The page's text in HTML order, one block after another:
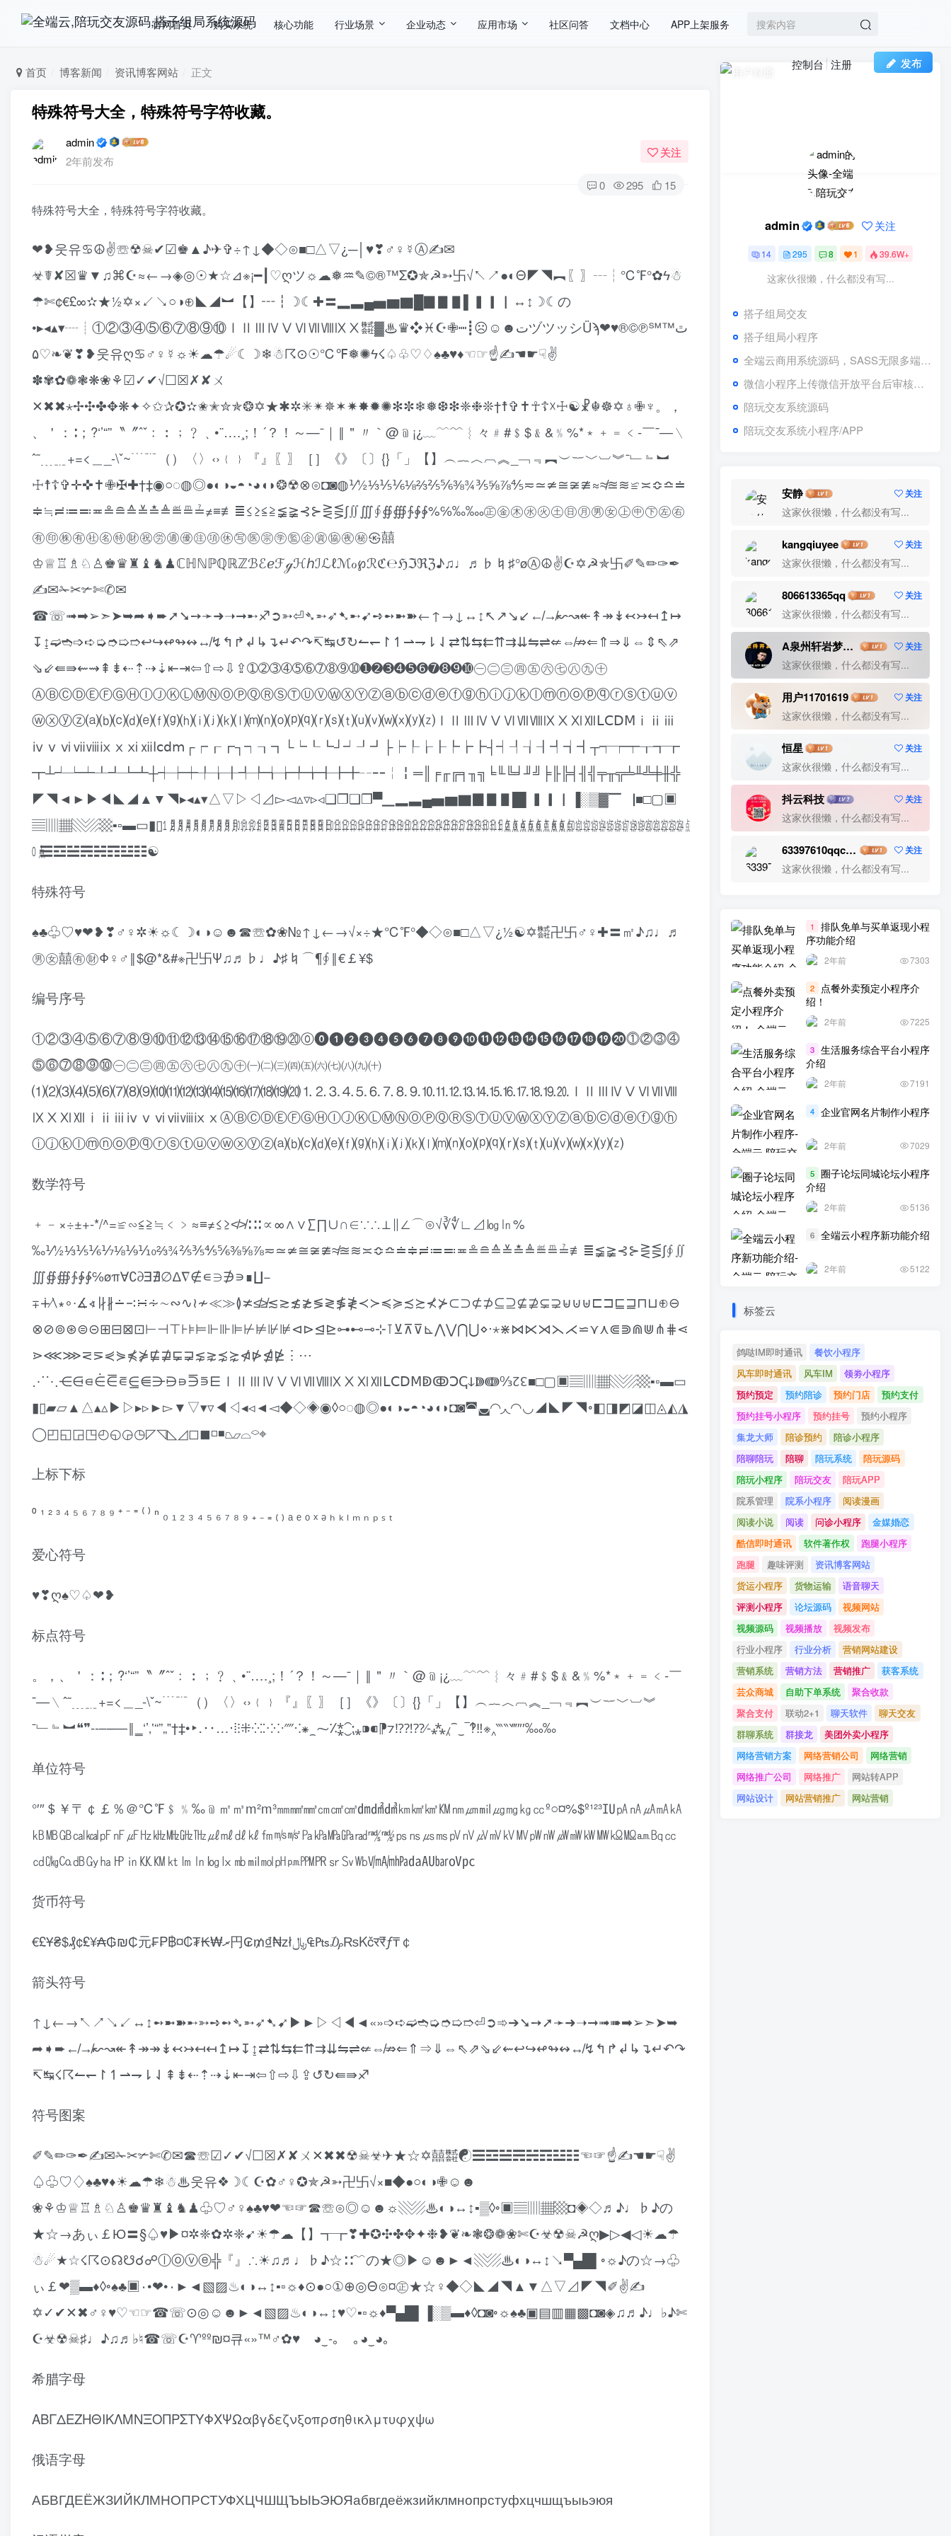
官网首页 购买系统 核心功能 行业场景 企业动态 应用市场 社区问答 文档中心 APP上架服务
发布
控制台 注册
首页 博客新闻 资讯博客网站 正文
特殊符号大全，特殊符号字符收藏。
admin
2年前发布
关注
0 295 15
特殊符号大全，特殊符号字符收藏。
❤❥웃유♋☮✌☏☢☠✔☑♚▲♪✈✞÷↑↓◆◇⊙■□△▽¿─│♥❣♂♀☿Ⓐ✍✉
☣☤✘☒♛▼♫⌘☪≈←→◈◎☉★☆⊿※¡━┃♡ღツ☼☁❅♒✎©®™Σ✪✯☭➳卐√↖↗●◐Θ◤◥︻〖〗┄┆℃℉°✿ϟ☃
☂✄¢€£∞✫★½✡×↙↘○◑⊕◣◢︼【】┅┇☽☾✚〓▂▃▄▅▆▇█▉▊▋▌▍▎▏↔↕☽☾の
•▸◂▴▾┈┊①②③④⑤⑥⑦⑧⑨⑩ⅠⅡⅢⅣⅤⅥⅦⅧⅨⅩ㍿▓♨♛❖♓☪✙┉┋☹☺☻تヅツッシÜϡﭢ™℠℗©®♥❤
❥❣❦❧♡۵웃유ღ♋♂♀☿☼☀☁☂☄☾☽❄☃☈⊙☉℃℉❅✺ϟ☇♤♧♡♢♠♣♥♦☜☞☝✍☚☛☟✌
✽✾✿❁❃❋❀⚘☑✓✔√☐☒✗✘ㄨ
✕✖✖⋆✢✣✤✥❋✦✧✩✰✪✫✬✭✮✯❂✡★✱✲✳✴✵✶✷✸✹✺✻✼❄❅❆❇❈❉❊†☨✞✝☥☦☓☩☯☧☬☸✡♁✙♆。，
、＇：∶；?‘’“”〝〞ˆˇ﹕︰﹔﹖﹑•¨….¸;！´？！～—ˉ｜‖＂〃｀@﹫¡¿﹏﹋﹌︴々﹟#﹩$﹠&﹪%*﹡﹢﹦﹤‐￣¯―﹨
ˆ˜﹍﹎+=<＿_-\ˇ~﹉﹊（）〈〉‹›﹛﹜『』〖〗［］《》〔〕{}「」【】︵︷︿︹︽_﹁﹃︻︶︸﹀︺︾ˉ﹂﹄︼
☩☨☦✞✛✜✝✙✠✚†‡◉○◌◍◎●◐◑◒◓◔◕◖◗❂☢⊗⊙◘◙◍⅟½⅓⅕⅙⅛⅔⅖⅚⅜¾⅗⅝⅞⅘≂≃≄≅≆≇≈≉≊≋≌≍≎≏≐
≑≒≓≔≕≖≗≘≙≚≛≜≝≞≟≠≡≢≣≤≥≦≧≨≩⊰⊱⋛⋚∫∬∭∮∯∰∱∲∳%℅‰‱㊣㊎㊍㊌㊋㊏㊐㊊㊚㊛㊤㊥㊦㊧㊨
㊒㊞㊑㊒㊓㊔㊕㊖㊗㊘㊜㊝㊟㊠㊡㊢㊩㊪㊫㊬㊭㊮㊯㊰㊙㉿囍
♔♕♖♗♘♙♚♛♜♝♞♟ℂℍℕℙℚℝℤℬℰℯℱℊℋℎℐℒℓℳℴ℘ℛℭ℮ℌℑℜℨ♪♫♩♬♭♮♯°øⒶ☮✌☪✡☭✯卐✐✎✏✑✒
✍✉✁✂✃✄✆✉
☎☏➟➡➢➣➤➥➦➧➨➚➘➙➛➜➝➞➸♐➲➳⏎➴➵➶➷➸➹➺➻➼➽←↑→↓↔↕↖↗↘↙↚↛↜↝↞↟↠↡↢↣↤↥↦
↧↨➫➬➩➪➭➮➯➱↩↪↫↬↭↮↯↰↱↲↳↴↵↶↷↸↹↺↻↼↽↾↿⇀⇁⇂⇃⇄⇅⇆⇇⇈⇉⇊⇋⇌⇍⇎⇏⇐⇑⇒⇓⇔⇕⇖⇗
⇘⇙⇚⇛⇜⇝⇞⇟⇠⇡⇢⇣⇤⇥⇦⇧⇨⇩⇪➀➁➂➃➄➅➆➇➈➉➊➋➌➍➎➏➐➑➒➓㊀㊁㊂㊃㊄㊅㊆㊇㊈㊉
ⒶⒷⒸⒹⒺⒻⒼⒽⒾⒿⓀⓁⓂⓃⓄⓅⓆⓇⓈⓉⓊⓋⓌⓍⓎⓏⓐⓑⓒⓓⓔⓕⓖⓗⓘⓙⓚⓛⓜⓝⓞⓟⓠⓡⓢⓣⓤⓥ
ⓦⓧⓨⓩ⒜⒝⒞⒟⒠⒡⒢⒣⒤⒥⒦⒧⒨⒩⒪⒫⒬⒭⒮⒯⒰⒱⒲⒳⒴⒵ⅠⅡⅢⅣⅤⅥⅦⅧⅨⅩⅪⅫⅬⅭⅮⅯⅰⅱⅲ
ⅳⅴⅵⅶⅷⅸⅹⅺⅻⅼⅽⅾⅿ┌┍┎┏┐┑┒┓└┕┖┗┘┙┚┛├┝┞┟┠┡┢┣┤┥┦┧┨┩┪┫┬┭┮┯┰┱┲
┳┴┵┶┷┸┹┺┻┼┽┾┿╀╁╂╃╄╅╆╇╈╉╊╋╌╍╎╏═║╒╓╔╕╖╗╘╙╚╛╜╝╞╟╠╡╢╣╤╥╦╧╨╩╪╫╬
◤◥◄►▶◀◣◢▲▼◥▸◂▴▾△▽▷◁⊿▻◅▵▿▹◃❏❐❑❒▀▁▂▃▄▅▆▇▉▊▋█▌▍▎▏▐░▒▓▔▕■□▢▣
▤▥▦▧▨▩▪▫▬▭▮▯㋀㋁㋂㋃㋄㋅㋆㋇㋈㋉㋊㋋㏠㏡㏢㏣㏤㏥㏦㏧㏨㏩㏪㏫㏬㏭㏮㏯㏰㏱㏲㏳㏴㏵㏶㏷㏸㏹㏺㏻㏼㏽㏾㍙㍚㍛㍜㍝㍞㍟㍠㍡㍢㍣㍤㍥㍦㍧㍨㍩㍪㍫㍬㍭㍮㍯㍰
㍘☰☲☱☴☵☶☳☷☯
特殊符号
♠♣♧♡♥❤❥❣♂♀✲☀☼☾☽◐◑☺☻☎☏✿❀№↑↓←→√×÷★℃℉°◆◇⊙■□△▽¿½☯✡㍿卍卐♂♀✚〓㎡♪♫♩♬
㊚㊛囍㊒㊖Φ♀♂‖$@*&#※卍卐Ψ♫♬♭♩♪♯♮⌒¶∮‖€￡¥$
编号序号
①②③④⑤⑥⑦⑧⑨⑩⑪⑫⑬⑭⑮⑯⑰⑱⑲⑳⓪⓿❶❷❸❹❺❻❼❽❾❿⓫⓬⓭⓮⓯⓰⓱⓲⓳⓴⓵⓶⓷⓸
⓹⓺⓻⓼⓽⓾㊀㊁㊂㊃㊄㊅㊆㊇㊈㊉㈠㈡㈢㈣㈤㈥㈦㈧㈨㈩
⑴⑵⑶⑷⑸⑹⑺⑻⑼⑽⑾⑿⒀⒁⒂⒃⒄⒅⒆⒇⒈⒉⒊⒋⒌⒍⒎⒏⒐⒑⒒⒓⒔⒕⒖⒗⒘⒙⒚⒛ⅠⅡⅢⅣⅤⅥⅦⅧ
ⅨⅩⅪⅫⅰⅱⅲⅳⅴⅵⅶⅷⅸⅹⒶⒷⒸⒹⒺⒻⒼⒽⒾⒿⓀⓁⓂⓃⓄⓅⓆⓇⓈⓉⓊⓋⓌⓍⓎⓏⓐⓑⓒⓓⓔⓕⓖⓗ
ⓘⓙⓚⓛⓜⓝⓞⓟⓠⓡⓢⓣⓤⓥⓦⓧⓨⓩ⒜⒝⒞⒟⒠⒡⒢⒣⒤⒥⒦⒧⒨⒩⒪⒫⒬⒭⒮⒯⒰⒱⒲⒳⒴⒵
数学符号
﹢﹣×÷±+-*/^=≌∽≦≧≒﹤﹥≈≡≠≤≥≮≯∷∶∝∞∧∨∑∏∪∩∈∵∴⊥∥∠⌒⊙√∛∜∟⊿㏒㏑%
‰⅟½⅓⅕⅙⅐⅛⅑⅒⅔¾⅖⅗⅘⅚⅜⅝⅞≂≃≄≅≆≇≉≊≋≍≎≏≐≑≓≔≕≖≗≘≙≚≛≜≝≞≟≢≣≨≩⊰⊱⋛⋚∫∮∬
∭∯∰∱∲∳℅øπ∀∁∂∃∄∅∆∇∉∊∋∌∍∎∐−
∓∔∕∖∗∘∙∡∢∣∤∦∸∹∺∻∼∾∿≀≁≪≫≬≭≰≱≲≳≴≵≶≷≸≹≺≻≼≽≾≿⊀⊁⊂⊃⊄⊅⊆⊇⊈⊉⊊⊋⊌⊍⊎⊏⊐⊑⊒⊓⊔⊕⊖
⊗⊘⊚⊛⊜⊝⊞⊟⊠⊡⊢⊣⊤⊦⊧⊨⊩⊪⊫⊬⊭⊮⊯⊲⊳⊴⊵⊶⊷⊸⊹⊺⊻⊼⊽⊾⋀⋁⋂⋃⋄⋅⋆⋇⋈⋉⋊⋋⋌⋍⋎⋏⋐⋑⋒⋓⋔⋕⋖
⋗⋘⋙⋜⋝⋞⋟⋠⋡⋢⋣⋤⋥⋦⋧⋨⋩⋪⋫⋬⋭⋮⋯
⋰⋱⋲⋳⋴⋵⋶⋷⋸⋹⋺⋻⋼⋽⋾⋿ⅠⅡⅢⅣⅤⅥⅦⅧⅨⅩⅪⅫⅬⅭⅮⅯↁↂↃↅↆↇↈ↉↊↋■□▢▣▤▥▦▧▨▩▪▫▬▭
▮▯▰▱▲△▴▵▶▷▸▹►▻▼▽▾▿◀◁◂◃◄◅◆◇◈◉◊○◌◍◎●◐◑◒◓◔◕◖◗◘◙◚◛◜◝◞◟◠◡◢◣◤◥◦◧◨◩◪◫◬◭◮
◯◰◱◲◳◴◵◶◷◸◹◺◿◻◼◽◾⏢⏥⌓⌔⌖
上标下标
⁰ ¹ ² ³ ⁴ ⁵ ⁶ ⁷ ⁸ ⁹ ⁺ ⁻ ⁼ ⁽ ⁾ ⁿ ₀ ₁ ₂ ₃ ₄ ₅ ₆ ₇ ₈ ₉ ₊ ₋ ₌ ₍ ₎ ₐ ₑ ₒ ₓ ₔ ₕ ₖ ₗ ₘ ₙ ₚ ₛ ₜ
爱心符号
♥❣ღ♠♡♤❤❥
标点符号
。，、＇：∶；?‘’“”〝〞ˆˇ﹕︰﹔﹖﹑•¨….¸;！´？！～—ˉ｜‖＂〃｀@﹫¡¿﹏﹋﹌︴々﹟#﹩$﹠&﹪%*﹡﹢﹦﹤‐￣
¯―﹨ˆ˜﹍﹎+=<＿_-\ˇ~﹉﹊（）〈〉‹›﹛﹜『』〖〗［］《》〔〕{}「」【】︵︷︿︹︽_﹁﹃︻︶︸﹀︺︾
ˉ﹂﹄︼❝❞‐‑‒–―‖‗‘’‚‛“”„‟†‡•‣․‥…‧‪‫‬‭‮ ‰‱′″‴‵‶‷‸※‼‽‾‿⁀⁁⁂⁃⁄⁇⁈⁉⁊⁋⁌⁍⁎⁏⁐⁑⁒⁓⁔⁕⁖⁗⁘⁙⁚⁛⁜⁝⁞
单位符号
°′″＄￥〒￠￡％＠℃℉﹩﹪‰﹫㎡㎥m²m³㎜㎟㎣㎝㎠㎤㍷㍸㍹㎞㎢㎦㏎㎚㎛㏕㎍㎎㎏㏄º○¤%$º¹²³㍺㎀㎁㎂㎃㎄
㎅㎆㎇㎈㎉㎊㎋㎌㎐㎑㎒㎓㎔㎕㎖㎗㎘㎙㎧㎨㎩㎪㎫㎬㎭㎮㎯㎰㎱㎲㎳㎴㎵㎶㎷㎸㎹㎺㎻㎼㎽㎾㎿㏀㏁㏂㏃㏄
㏅㏆㏇㏈㏉㏊㏋㏌㏍㏎㏏㏐㏑㏒㏓㏔㏕㏖㏗㏘㏙㏚㏛㏜㏝㏞㏟㍱㍲㍳㍴㍵㍶
货币符号
€£Ұ₴$₰¢₤¥₳₲₪₵元₣₱฿¤₡₮₭₩ރ円₢₥₫₦zł﷼₠₧₯₨Kčर₹ƒ₸￠
箭头符号
↑↓←→↖↗↘↙↔↕➻➼➽➸➳➺➻➴➵➶➷➹▶►▷◁◀◄«»➩➪➫➬➭➮➯➱⏎➲➾➔➘➙➚➛➜➝➞➟➠➡➢➣➤➥
➦➧➨↚↛↜↝↞↟↠↠↡↢↣↤↤↥↦↧↨⇄⇅⇆⇇⇈⇉⇊⇋⇌⇍⇎⇏⇐⇑⇒⇓⇔⇖⇗⇘⇙⇜↩↪↫↬↭↮↯↰↱↲↳↴↵↶↷
↸↹☇☈↼↽↾↿⇀⇁⇂⇃⇞⇟⇠⇡⇢⇣⇤⇥⇦⇧⇨⇩⇪↺↻⇚⇛♐
符号图案
✐✎✏✑✒✍✉✁✂✃✄✆✉☎☏☑✓✔√☐☒✗✘ㄨ✕✖✖☢☠☣✈★☆✡囍㍿☯☰☲☱☴☵☶☳☷☜☞☝✍☚☛☟✌
♤♧♡♢♠♣♥♦☀☁☂❄☃♨웃유❖☽☾☪✿♂♀✪✯☭➳卍卐√×■◆●○◐◑✙☺☻
❀⚘♔♕♖♗♘♙♚♛♜♝♞♟♧♡♂♀♠♣♥❤☜☞☎☏⊙◎☺☻☼▧▨♨◐◑↔↕▪▒◊◦▣▤▥▦▩◘◈◇♬♪♩♭♪の
★☆→あぃ￡Ю〓§♤♥▶¤✲❈✿✲❈➹☀☂☁【】┱┲❣✚✪✣✤✥✦❉❥❦❧❃❂❁❀✄☪☣☢☠☭ღ▶▷◀◁☀☁☂
☃☄★☆☇☈⊙☊☋☌☍ⓛⓞⓥⓔ╬『』∴☀♫♬♩♭♪☆∷﹌の★◎▶☺☻►◄▧▨♨◐◑↔↕↘▀▄█▌◦☼♪の☆→♧
ぃ￡❤▒▬♦◊◦♠♣▣۰•❤•۰►◄▧▨♨◐◑↔↕▪▫☼♦⊙●○①⊕◎Θ⊙¤㊣★☆♀◆◇◣◢◥▲▼△▽⊿◤◥✐✌✍
✡✓✔✕✖♂♀♥♡☜☞☎☏⊙◎☺☻►◄▧▨♨◐◑↔↕♥♡▪▫☼♦▀▄█▌▐░▒▬♦◊◘◙◦☼♠♣▣▤▥▦▩◘◙◈♫♬♪♩♭♪✄
☪☣☢☠♯♩♪♫♬♭♮☎☏☪♈ºº₪¤큐«»™♂✿♥ ◕‿-｡ ｡◕‿◕｡
希腊字母
ΑΒΓΔΕΖΗΘΙΚΛΜΝΞΟΠΡΣΤΥΦΧΨΩαβγδεζνξοπρσηθικλμτυφχψω
俄语字母
АБВГДЕЁЖЗИЙКЛМНОПРСТУФХЦЧШЩЪЫЬЭЮЯабвгдеёжзийклмнопрстуфхцчшщъыьэюя
绍！
2年前
生活服务综合平台小程序
企业官网名片制作小程序
介绍
2年前 5136
6 全端云小程序新功能介绍
鸽哒IM即时通讯
餐饮小程序
预约预定
预约陪诊 预约门店
预约支付
预约挂号小程序
预约挂号
预约小程序
集龙大师
陪诊预约
陪诊小程序
陪聊陪玩
陪聊 陪玩系统
陪玩源码
陪玩小程序
陪玩交友
陪玩APP
院系管理
院系小程序
阅读漫画
阅读 问诊小程序
金媒婚恋
酷信即时通讯
软件著作权
跑腿小程序
跑腿
趣味评测
资讯博客网站
评测小程序
论坛源码
视频网站
行业小程序
行业分析
营销网站建设
营销系统
营销方法 营销推广
获客系统
芸众商城
自助下单系统
聚合收款
聚合支付
联动2+1 聊天软件
聊天交友
网络推广公司
网络推广
网站转APP
网站设计
网站营销推广
admin 关注
14 295 8 1 39.6W+
这家伙很懒，什么都没有写...
搭子组局交友
搭子组局小程序
全端云商用系统源码，SASS无限多端小程序同步上线管理–[搭子版本]
微信小程序上传微信开放平台后审核提交视频！
陪玩交友系统源码
陪玩交友系统小程序/APP
安静 关注
这家伙很懒，什么都没有写...
kangqiuyee 关注
这家伙很懒，什么都没有写...
806613365qq 关注
这家伙很懒，什么都没有写...
A泉州轩岩梦网络科技公司 关注
这家伙很懒，什么都没有写...
用户11701619 关注
这家伙很懒，什么都没有写...
恒星 关注
这家伙很懒，什么都没有写...
抖云科技 关注
这家伙很懒，什么都没有写...
63397610qqcom 关注
这家伙很懒，什么都没有写...
1
排队免单与买单返现小程
序功能介绍
2年前 7303
2
点餐外卖预定小程序介
绍！
2年前 7225
3 生活服务综合平台小程序
介绍
2年前 7191
4 企业官网名片制作小程序
2年前 7029
5 圈子论坛同城论坛小程序
介绍
2年前 5136
6 全端云小程序新功能介绍
2年前 5122
标签云
鸽哒IM即时通讯
餐饮小程序
风车即时通讯
风车IM
领劵小程序
预约预定
预约陪诊 预约门店
预约支付
预约挂号小程序
预约挂号
预约小程序
集龙大师
陪诊预约
陪诊小程序
陪聊陪玩
陪聊 陪玩系统
陪玩源码
陪玩小程序
陪玩交友
陪玩APP
院系管理
院系小程序
阅读漫画
阅读小说
阅读 问诊小程序
金媒婚恋
酷信即时通讯
软件著作权
跑腿小程序
跑腿
趣味评测
资讯博客网站
货运小程序
货物运输
语音聊天
评测小程序
论坛源码
视频网站
视频源码
视频播放
视频发布
行业小程序
行业分析
营销网站建设
营销系统
营销方法 营销推广
获客系统
芸众商城
自助下单系统
聚合收款
聚合支付
联动2+1 聊天软件
聊天交友
群聊系统
群接龙
美团外卖小程序
网络营销方案
网络营销公司
网络营销
网络推广公司
网络推广
网站转APP
网站设计
网站营销推广 网站营销